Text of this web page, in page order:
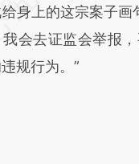
身上的这宗案子画
会去证监会举报
规行为。”